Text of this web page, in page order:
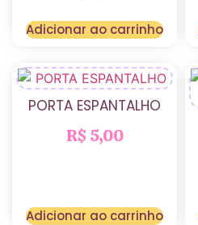
Adicionar ao carrinho
PORTA ESPANTALHO
R$ 5,00
Adicionar ao carrinho